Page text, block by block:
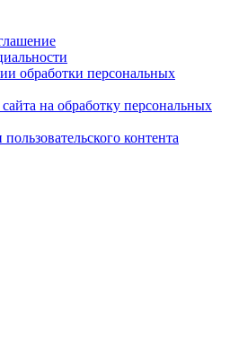
обработки персональных
на обработку персональных
контента